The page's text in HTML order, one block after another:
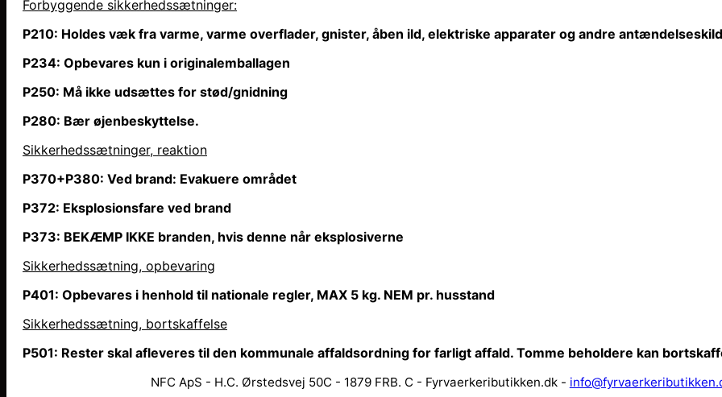
Forbyggende sikkerhedssætninger:
P210: Holdes væk fra varme, varme overflader, gnister, åben ild, elektriske apparater og andre
P234: Opbevares kun i originalemballagen
P250: Må ikke udsættes for stød/gnidning
P280: Bær øjenbeskyttelse.
Sikkerhedssætninger, reaktion
P370+P380: Ved brand: Evakuere området
P372: Eksplosionsfare ved brand
P373: BEKÆMP IKKE branden, hvis denne når eksplosiverne
Sikkerhedssætning, opbevaring
P401: Opbevares i henhold til nationale regler, MAX 5 kg. NEM pr. husstand
Sikkerhedssætning, bortskaffelse
P501: Rester skal afleveres til den kommunale affaldsordning for farligt affald. Tomme beholdere kan
NFC ApS - H.C. Ørstedsvej 50C - 1879 FRB. C - Fyrvaerkeributikken.dk -